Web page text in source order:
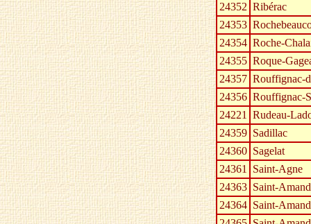
24352 Ribérac
24353
24354 Roche-
24355 Roque-
24357 Rouffignac-
24356 Rouffignac-
24221 Rudeau-
24359 Sadillac
24360 Sagelat
24361 Saint-Agne
24363 Saint-
24364 Saint-